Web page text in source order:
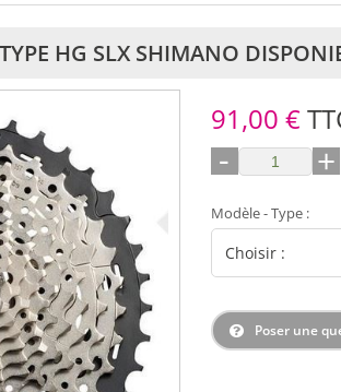
HG SLX SHIMANO
91,00 €
- +
Modèle - Type:
Poser une